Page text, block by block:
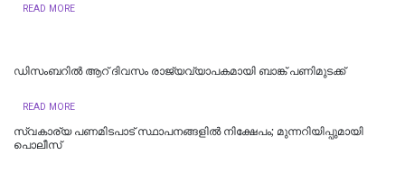
READ MORE
ഡിസംബറിൽ ആറ് ദിവസം രാജ്യവ്യാപകമായി ബാങ്ക് പണിമുടക്ക്
READ MORE
സ്വകാര്യ പണമിടപാട് സ്ഥാപനങ്ങളില്‍ നിക്ഷേപം; മുന്നറിയിപ്പുമായി
പൊലീസ്